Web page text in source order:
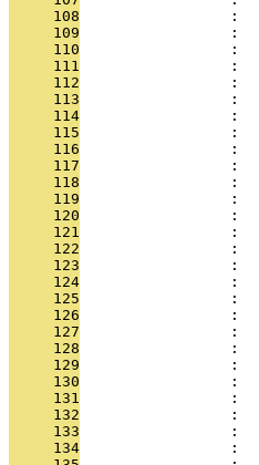
     108
:
     109
:
     110
:
     111
:
     112
:
     113
:
     114
:
     115
:
     116
:
     117
:
     118
:
     119
:
     120
:
     121
:
     122
:
     123
:
     124
:
     125
:
     126
:
     127
:
     128
:
     129
:
     130
:
     131
:
     132
:
     133
:
     134
: